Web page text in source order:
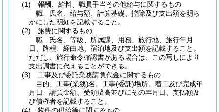
(1)
報酬、給料、職員手当その他給与に関するもの
職、氏名、給与額、計算基礎、控除及び支出額を明ら
かにした明細を記載すること。
(2)
旅費に関するもの
職、氏名、等級、所属課、用務、旅行地、旅行年月
日、路程、経由地、宿泊地及び支出額を記載すること。
ただし、旅行命令確認書がある場合は、この写しにより
支出調書に代えることができる。
(3)
工事及び委託業務請負代金に関するもの
目的、工事(業務)名、工事(委託)場所、着工及び完成年
月日、請負金額、受領済高並びにその年月日、支払額及
び債権者を記載すること。
(4)
物件の供給等に関するもの